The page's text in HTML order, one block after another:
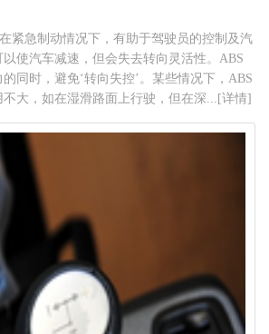
紧急制动情况下，有助于驾驶员的控制及汽
使汽车减速，但会失去转向灵活性。ABS
同时，避免‘转向失控’。某些情况下，ABS
大，如在湿滑路面上行驶，但在深...[详情]